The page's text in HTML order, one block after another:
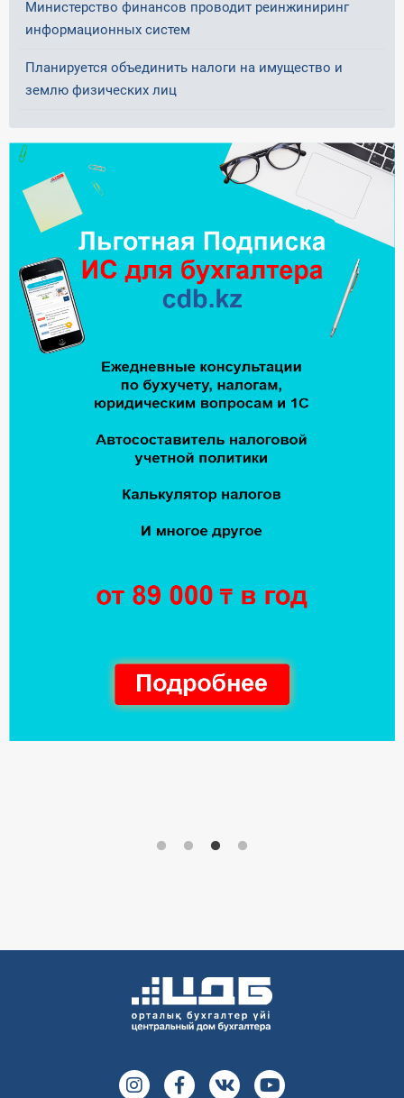
Министерство финансов проводит реинжиниринг
информационных систем
Планируется объединить налоги на имущество и
землю физических лиц